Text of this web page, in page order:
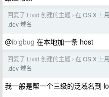
回复了 Livid 创建的主题 › 在 OS X 上
.dev 域名
@ibigbug 在本地加一条 host
回复了 Livid 创建的主题 › 在 OS X 上
.dev 域名
我一般是帮一个三级的泛域名到